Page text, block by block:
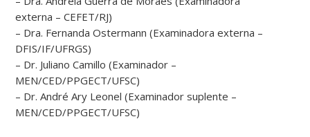
externa – CEFET/RJ)
– Dra. Fernanda Ostermann (Examinadora externa –
DFIS/IF/UFRGS)
– Dr. Juliano Camillo (Examinador –
MEN/CED/PPGECT/UFSC)
– Dr. André Ary Leonel (Examinador suplente –
MEN/CED/PPGECT/UFSC)